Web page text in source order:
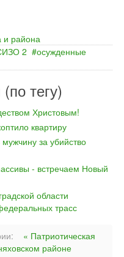
и района
2
осужденные
тегу)
Христовым!
квартиру
за убийство
- встречаем Новый
области
трасс
« Патриотическая
районе